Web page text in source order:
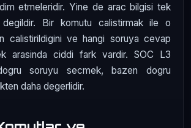
etmeleridir. Yine de arac bilgisi tek
Bir komutu calistirmak ile o
calistirildigini ve hangi soruya cevap
arasinda ciddi fark vardir. SOC L3
soruyu secmek, bazen dogru
daha degerlidir.